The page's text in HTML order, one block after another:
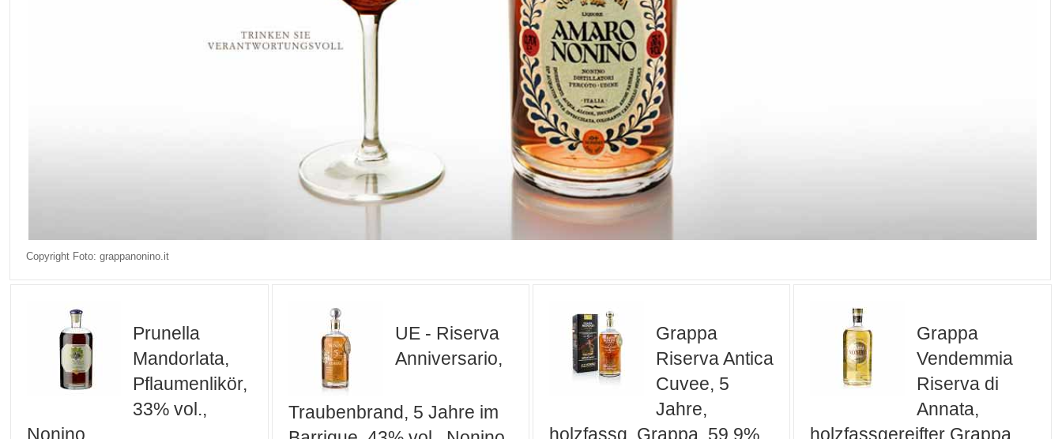
Copyright Foto: grappanonino.it
Prunella
Mandorlata,
Pflaumenlikör,
33% vol.,
Nonino
UE - Riserva
Anniversario,
Traubenbrand, 5 Jahre im
Grappa
Riserva Antica
Cuvee, 5
Jahre,
holzfassg. Grappa, 59,9%
Grappa
Vendemmia
Riserva di
Annata,
holzfassgereifter Grappa,